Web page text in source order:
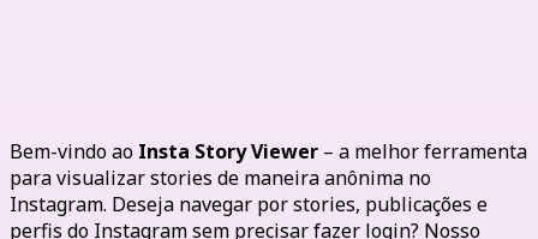
Bem-vindo ao Insta Story Viewer – a melhor ferramenta
para visualizar stories de maneira anônima no
Instagram. Deseja navegar por stories, publicações e
perfis do Instagram sem precisar fazer login? Nosso